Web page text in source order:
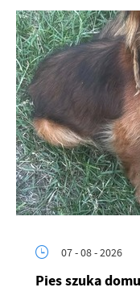
07 - 08 - 2026
Pies szuka domu